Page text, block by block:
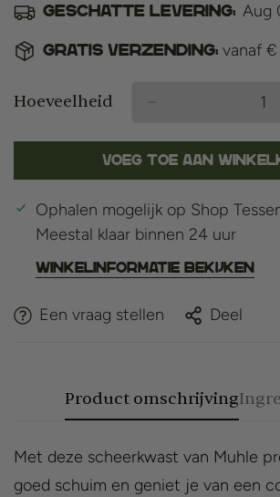
Geschatte levering: Aug
Gratis verzending: vanaf
Hoeveelheid
Voeg toe aan
Ophalen mogelijk op Shop
Meestal klaar binnen 24 uur
Winkelinformatie bekijken
Een vraag stellen Deel
Product omschrijving
Met deze scheerkwast van Muhle
goed schuim en geniet je van een